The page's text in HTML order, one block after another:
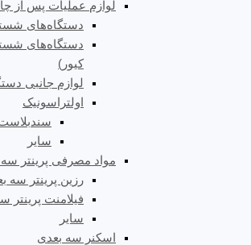
لوازم عملیات پس از
دستگاه‌های
دستگاه‌های
کیور)
لوازم جانبی
اولتراسونیک
سایر
مواد مصرفی پرینتر
رزین پرینتر سه
فیلامنت پرینتر
سایر
اسکنر سه بعدی